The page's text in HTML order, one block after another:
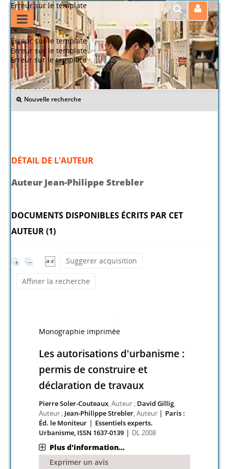
Erreur sur le template
Erreur sur le template
Erreur sur le template
Erreur sur le template
>> Retour
Nouvelle recherche
DÉTAIL DE L'AUTEUR
Auteur Jean-Philippe Strebler
DOCUMENTS DISPONIBLES ÉCRITS PAR CET
AUTEUR (1)
Suggerer acquisition
Affiner la recherche
Monographie imprimée
Les autorisations d'urbanisme :
permis de construire et
déclaration de travaux
Pierre Soler-Couteaux, Auteur ; David Gillig,
Auteur ; Jean-Philippe Strebler, Auteur | Paris :
Éd. le Moniteur | Essentiels experts.
Urbanisme, ISSN 1637-0139 | DL 2008
Plus d'information...
Exprimer un avis